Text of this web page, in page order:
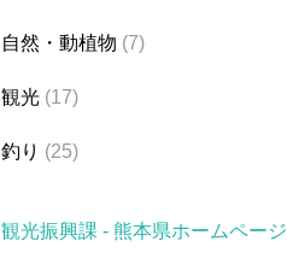
自然・動植物 (7)
観光 (17)
釣り (25)
観光振興課 - 熊本県ホームページ